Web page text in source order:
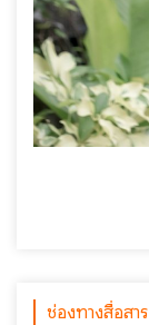
ช่องทางสื่อสาร